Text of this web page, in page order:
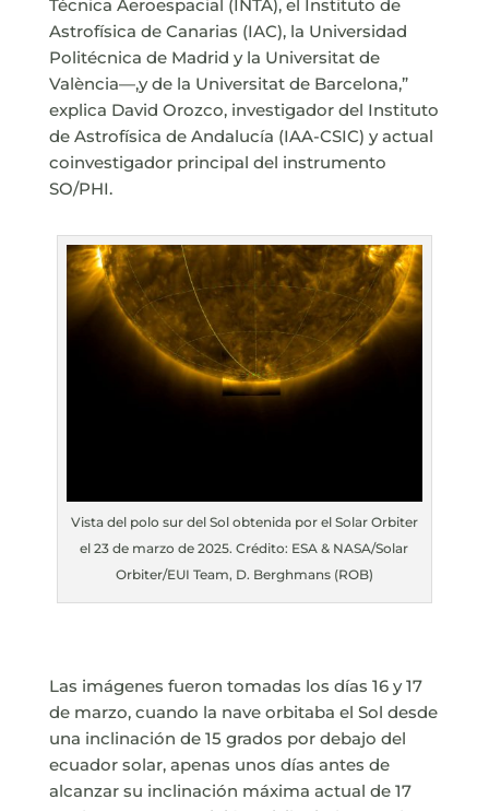
Técnica Aeroespacial (INTA), el Instituto de
Astrofísica de Canarias (IAC), la Universidad
Politécnica de Madrid y la Universitat de
València—,y de la Universitat de Barcelona,”
explica David Orozco, investigador del Instituto
de Astrofísica de Andalucía (IAA-CSIC) y actual
coinvestigador principal del instrumento
SO/PHI.
Vista del polo sur del Sol obtenida por el Solar Orbiter
el 23 de marzo de 2025. Crédito: ESA & NASA/Solar
Orbiter/EUI Team, D. Berghmans (ROB)
Las imágenes fueron tomadas los días 16 y 17
de marzo, cuando la nave orbitaba el Sol desde
una inclinación de 15 grados por debajo del
ecuador solar, apenas unos días antes de
alcanzar su inclinación máxima actual de 17